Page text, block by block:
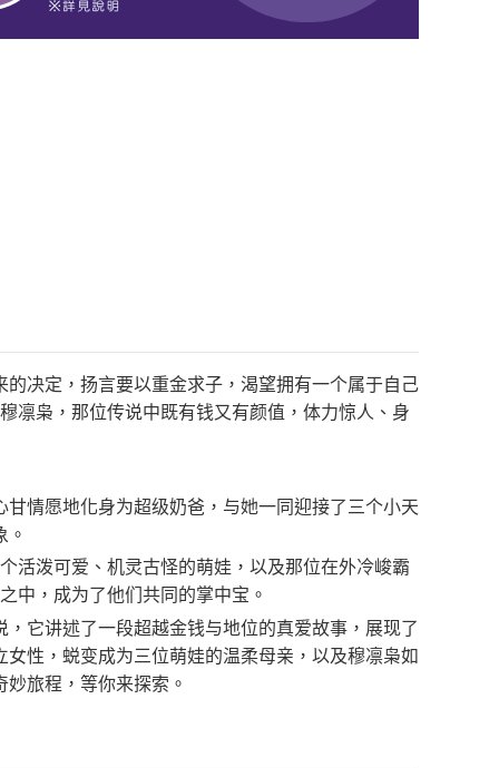
决定，扬言要以重金求子，渴望拥有一个属于自己
凛枭，那位传说中既有钱又有颜值，体力惊人、身
情愿地化身为超级奶爸，与她一同迎接了三个小天
活泼可爱、机灵古怪的萌娃，以及那位在外冷峻霸
中，成为了他们共同的掌中宝。
它讲述了一段超越金钱与地位的真爱故事，展现了
性，蜕变成为三位萌娃的温柔母亲，以及穆凛枭如
旅程，等你来探索。